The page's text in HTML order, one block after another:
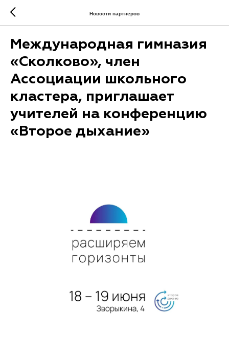
Новости партнеров
Международная гимназия
«Сколково», член
Ассоциации школьного
кластера, приглашает
учителей на конференцию
«Второе дыхание»